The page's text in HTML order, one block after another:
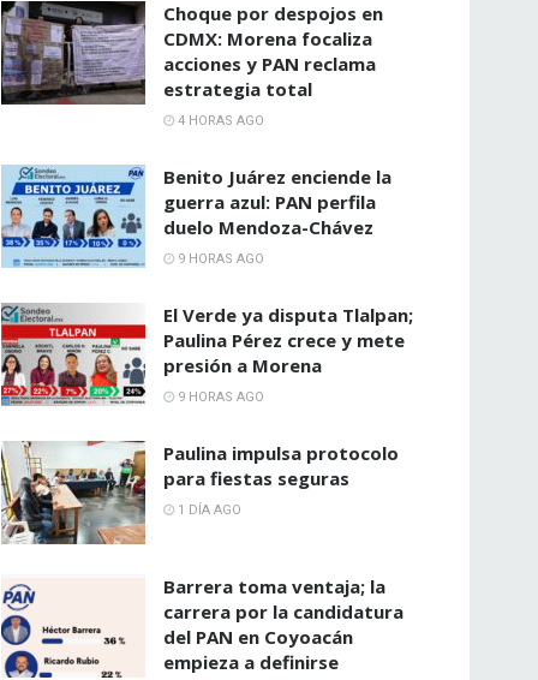
Choque por despojos en
CDMX: Morena focaliza
acciones y PAN reclama
estrategia total
4 HORAS AGO
Benito Juárez enciende la
guerra azul: PAN perfila
duelo Mendoza-Chávez
9 HORAS AGO
El Verde ya disputa Tlalpan;
Paulina Pérez crece y mete
presión a Morena
9 HORAS AGO
Paulina impulsa protocolo
para fiestas seguras
1 DÍA AGO
Barrera toma ventaja; la
carrera por la candidatura
del PAN en Coyoacán
empieza a definirse